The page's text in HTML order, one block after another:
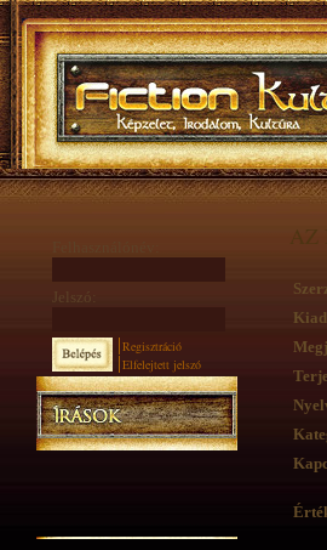
Jelszó:
Regisztráció
Elfelejtett jelszó
AZ